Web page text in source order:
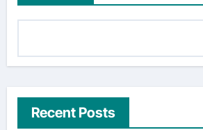
Recent Posts